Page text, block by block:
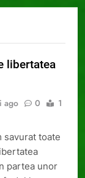
libertatea
ago 0
1
savurat toate
partea unor